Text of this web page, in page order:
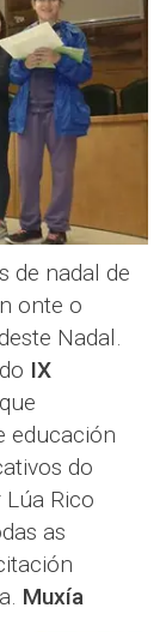
de nadal de
onte o
Nadal.
IX
educación
do
Rico
as
Muxía